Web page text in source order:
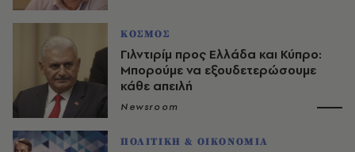
ΚΟΣΜΟΣ
Γιλντιρίμ προς Ελλάδα και Κύπρο:
Μπορούμε να εξουδετερώσουμε
κάθε απειλή
Newsroom
ΠΟΛΙΤΙΚΗ & ΟΙΚΟΝΟΜΙΑ